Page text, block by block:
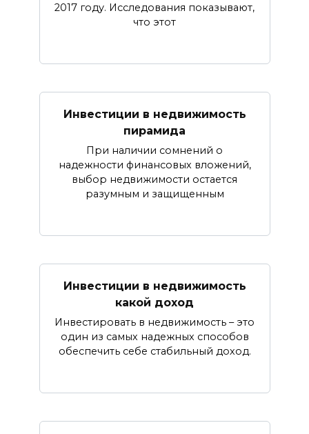
2017 году. Исследования показывают,
что этот
Инвестиции в недвижимость
пирамида
При наличии сомнений о
надежности финансовых вложений,
выбор недвижимости остается
разумным и защищенным
Инвестиции в недвижимость
какой доход
Инвестировать в недвижимость – это
один из самых надежных способов
обеспечить себе стабильный доход.